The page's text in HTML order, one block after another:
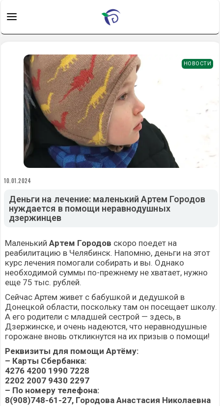
НОВОСТИ
10.01.2024
Деньги на лечение: маленький Артем Городов
нуждается в помощи неравнодушных
дзержинцев
Маленький Артем Городов скоро поедет на
реабилитацию в Челябинск. Напомню, деньги на этот
курс лечения помогали собирать и вы. Однако
необходимой суммы по-прежнему не хватает, нужно
еще 75 тыс. рублей.
Сейчас Артем живет с бабушкой и дедушкой в
Донецкой области, поскольку там он посещает школу.
А его родители с младшей сестрой — здесь, в
Дзержинске, и очень надеются, что неравнодушные
горожане вновь откликнутся на их призыв о помощи!
Реквизиты для помощи Артёму:
– Карты Сбербанка:
4276 4200 1990 7228
2202 2007 9430 2297
– По номеру телефона:
8(908)748-61-27, Городова Анастасия Николаевна